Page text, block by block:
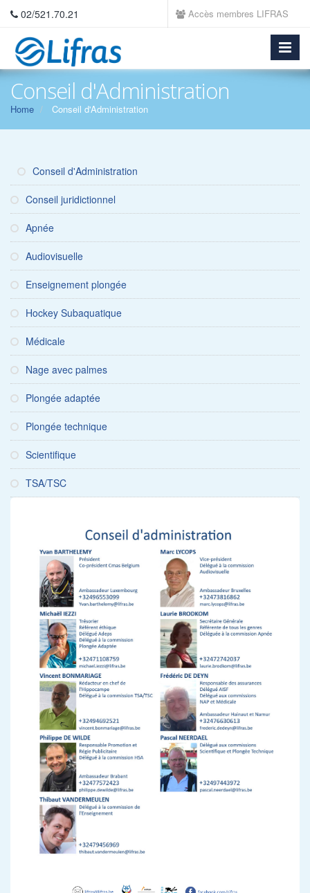
02/521.70.21 Accès membres LIFRAS
Conseil d'Administration
Home Conseil d'Administration
Conseil d'Administration
Conseil juridictionnel
Apnée
Audiovisuelle
Enseignement plongée
Hockey Subaquatique
Médicale
Nage avec palmes
Plongée adaptée
Plongée technique
Scientifique
TSA/TSC